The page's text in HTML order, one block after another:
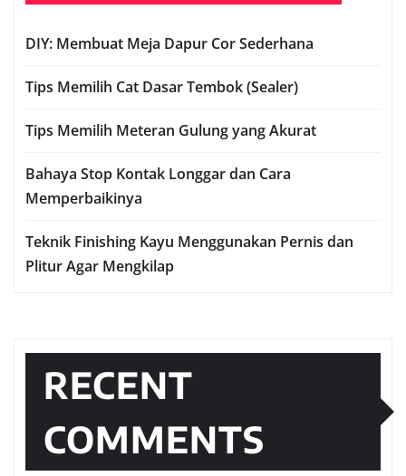
DIY: Membuat Meja Dapur Cor Sederhana
Tips Memilih Cat Dasar Tembok (Sealer)
Tips Memilih Meteran Gulung yang Akurat
Bahaya Stop Kontak Longgar dan Cara
Memperbaikinya
Teknik Finishing Kayu Menggunakan Pernis dan
Plitur Agar Mengkilap
RECENT
COMMENTS